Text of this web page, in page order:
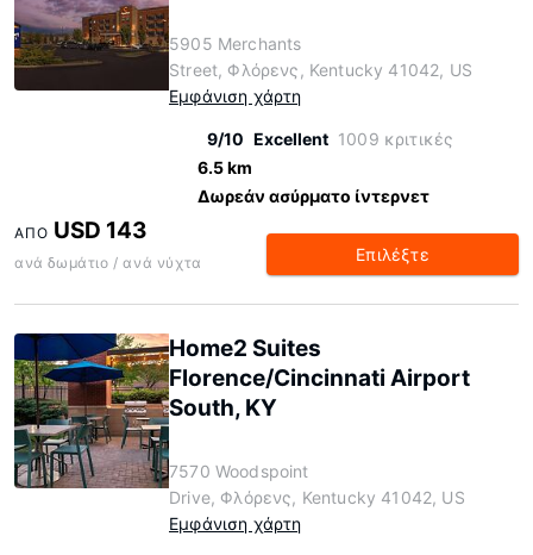
5905 Merchants
Street, Φλόρενς, Kentucky 41042, US
Εμφάνιση χάρτη
9/10 Excellent 1009 κριτικές
6.5 km
Δωρεάν ασύρματο ίντερνετ
ΑΠΌ USD 143
ανά δωμάτιο / ανά νύχτα Επιλέξτε
Home2 Suites
Florence/Cincinnati Airport
South, KY
7570 Woodspoint
Drive, Φλόρενς, Kentucky 41042, US
Εμφάνιση χάρτη